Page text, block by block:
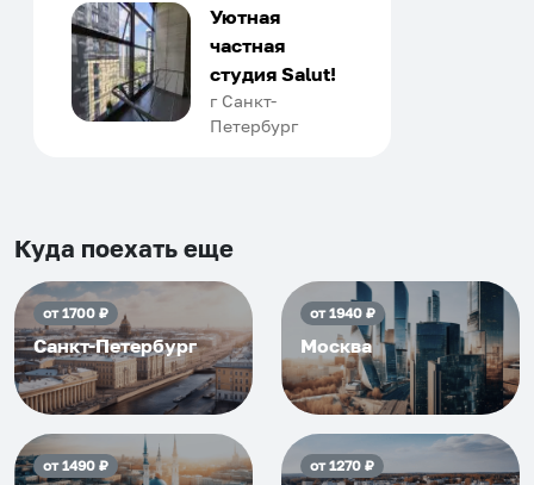
только в России. Сервис на
отличном уровне. Хозяин
апартаментов доброй души
человек, всегда можно
договориться, подскажет
приезжать еще...
Уютная
частная
студия Salut!
г Санкт-
Петербург
Куда поехать еще
от1700₽
Санкт-Петербург
от1940₽
Москва
от1490₽ от1270₽